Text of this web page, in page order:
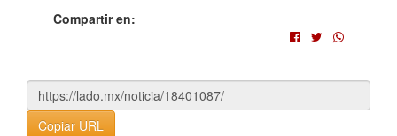
Compartir en:
Copiar URL